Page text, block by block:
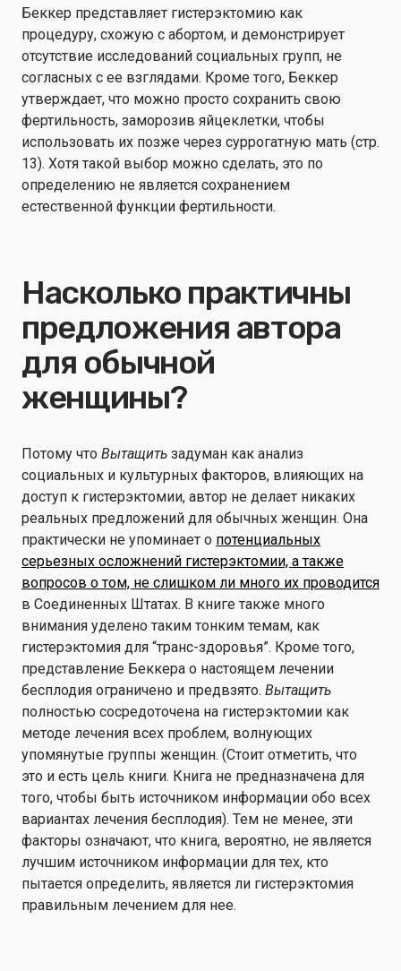
Беккер представляет гистерэктомию как
процедуру, схожую с абортом, и демонстрирует
отсутствие исследований социальных групп, не
согласных с ее взглядами. Кроме того, Беккер
утверждает, что можно просто сохранить свою
фертильность, заморозив яйцеклетки, чтобы
использовать их позже через суррогатную мать (стр.
13). Хотя такой выбор можно сделать, это по
определению не является сохранением
естественной функции фертильности.
Насколько практичны
предложения автора
для обычной
женщины?
Потому что Вытащить задуман как анализ
социальных и культурных факторов, влияющих на
доступ к гистерэктомии, автор не делает никаких
реальных предложений для обычных женщин. Она
практически не упоминает о потенциальных
серьезных осложнений гистерэктомии, а также
вопросов о том, не слишком ли много их проводится
в Соединенных Штатах. В книге также много
внимания уделено таким тонким темам, как
гистерэктомия для “транс-здоровья”. Кроме того,
представление Беккера о настоящем лечении
бесплодия ограничено и предвзято. Вытащить
полностью сосредоточена на гистерэктомии как
методе лечения всех проблем, волнующих
упомянутые группы женщин. (Стоит отметить, что
это и есть цель книги. Книга не предназначена для
того, чтобы быть источником информации обо всех
вариантах лечения бесплодия). Тем не менее, эти
факторы означают, что книга, вероятно, не является
лучшим источником информации для тех, кто
пытается определить, является ли гистерэктомия
правильным лечением для нее.